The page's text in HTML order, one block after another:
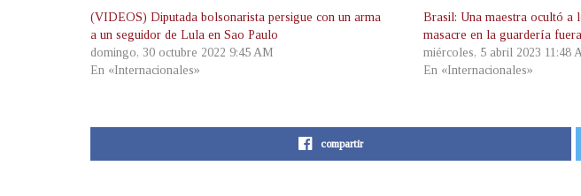
(VIDEOS) Diputada bolsonarista persigue con un arma
a un seguidor de Lula en Sao Paulo
domingo, 30 octubre 2022 9:45 AM
En «Internacionales»
Brasil: Una maestra ocultó a
masacre en la guardería
miércoles, 5 abril 2023 11:48
En «Internacionales»
compartir